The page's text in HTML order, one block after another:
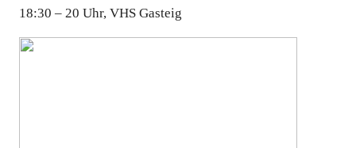
18:30 – 20 Uhr, VHS Gas­teig